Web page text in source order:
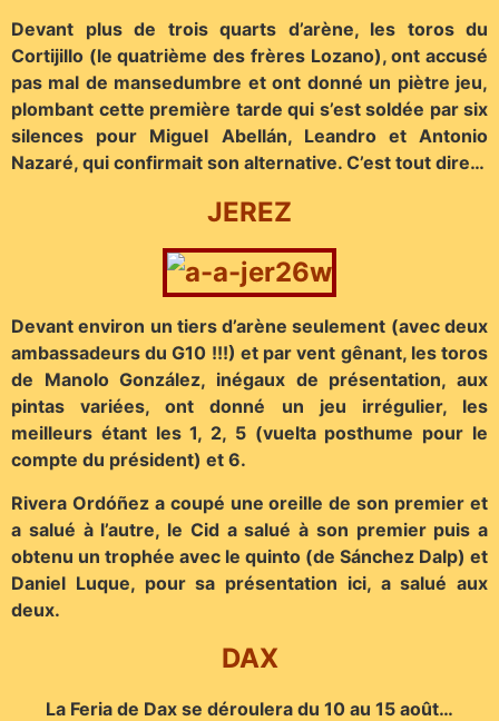
Devant plus de trois quarts d’arène, les toros du
Cortijillo (le quatrième des frères Lozano), ont accusé
pas mal de mansedumbre et ont donné un piètre jeu,
plombant cette première tarde qui s’est soldée par six
silences pour Miguel Abellán, Leandro et Antonio
Nazaré, qui confirmait son alternative. C’est tout dire…
JEREZ
Devant environ un tiers d’arène seulement (avec deux
ambassadeurs du G10 !!!) et par vent gênant, les toros
de Manolo González, inégaux de présentation, aux
pintas variées, ont donné un jeu irrégulier, les
meilleurs étant les 1, 2, 5 (vuelta posthume pour le
compte du président) et 6.
Rivera Ordóñez a coupé une oreille de son premier et
a salué à l’autre, le Cid a salué à son premier puis a
obtenu un trophée avec le quinto (de Sánchez Dalp) et
Daniel Luque, pour sa présentation ici, a salué aux
deux.
DAX
La Feria de Dax se déroulera du 10 au 15 août…